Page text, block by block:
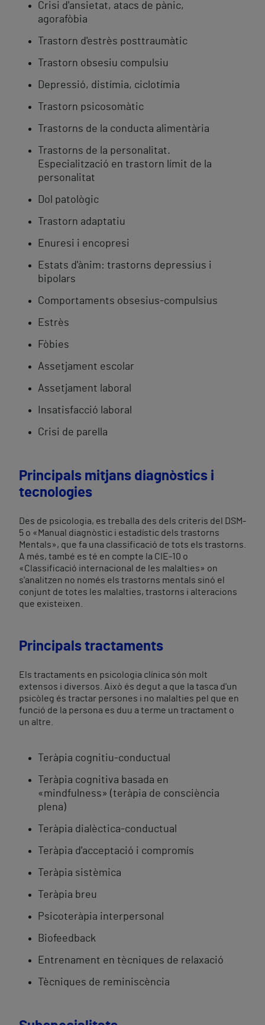
Crisi d'ansietat, atacs de pànic,
agorafòbia
Trastorn d'estrès posttraumàtic
Trastorn obsesiu compulsiu
Depressió, distímia, ciclotímia
Trastorn psicosomàtic
Trastorns de la conducta alimentària
Trastorns de la personalitat.
Especialització en trastorn límit de la
personalitat
Dol patològic
Trastorn adaptatiu
Enuresi i encopresi
Estats d'ànim: trastorns depressius i
bipolars
Comportaments obsesius-compulsius
Estrès
Fòbies
Assetjament escolar
Assetjament laboral
Insatisfacció laboral
Crisi de parella
Principals mitjans diagnòstics i
tecnologies
Des de psicologia, es treballa des dels criteris del DSM-
5 o «Manual diagnòstic i estadístic dels trastorns
Mentals», que fa una classificació de tots els trastorns.
A més, també es té en compte la CIE-10 o
«Classificació internacional de les malalties» on
s'analitzen no només els trastorns mentals sinó el
conjunt de totes les malalties, trastorns i alteracions
que existeixen.
Principals tractaments
Els tractaments en psicologia clínica són molt
extensos i diversos. Això és degut a que la tasca d'un
psicòleg és tractar persones i no malalties pel que en
funció de la persona es duu a terme un tractament o
un altre.
Teràpia cognitiu-conductual
Teràpia cognitiva basada en
«mindfulness» (teràpia de consciència
plena)
Teràpia dialèctica-conductual
Teràpia d'acceptació i compromís
Teràpia sistèmica
Teràpia breu
Psicoteràpia interpersonal
Biofeedback
Entrenament en tècniques de relaxació
Tècniques de reminiscència